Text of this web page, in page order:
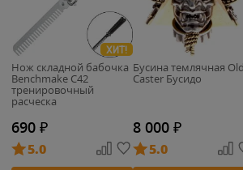
ХИТ!
Нож складной бабочка
Benchmake C42
тренировочный
расческа
690 ₽
5.0
Бусина темлячная Old
Caster Бусидо
8 000 ₽
5.0